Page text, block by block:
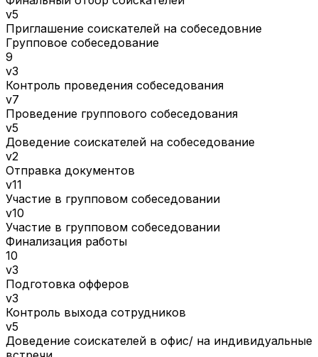
v5
Приглашение соискателей на собеседовние
Групповое собеседование
9
v3
Контроль проведения собеседования
v7
Проведение группового собеседования
v5
Доведение соискателей на собеседование
v2
Отправка документов
v11
Участие в групповом собеседовании
v10
Участие в групповом собеседовании
Финализация работы
10
v3
Подготовка офферов
v3
Контроль выхода сотрудников
v5
Доведение соискателей в офис/ на индивидуальные